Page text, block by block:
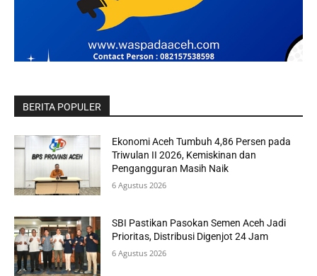
BERITA POPULER
Ekonomi Aceh Tumbuh 4,86 Persen pada
Triwulan II 2026, Kemiskinan dan
Pengangguran Masih Naik
6 Agustus 2026
SBI Pastikan Pasokan Semen Aceh Jadi
Prioritas, Distribusi Digenjot 24 Jam
6 Agustus 2026